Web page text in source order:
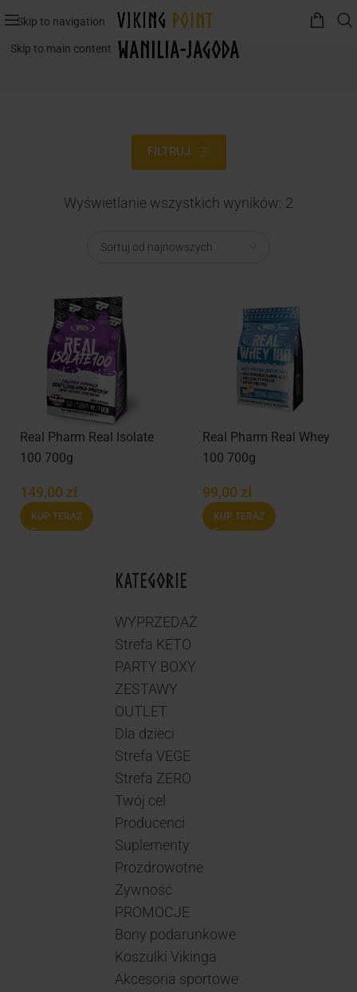
Skip to navigation
Skip to main content Wanilia-Jagoda
KATEGORIE
WYPRZEDAŻ
Strefa KETO
PARTY BOXY
ZESTAWY
OUTLET
Dla dzieci
Strefa VEGE
Strefa ZERO
Twój cel
Producenci
Suplementy
Prozdrowotne
Żywność
PROMOCJE
Bony podarunkowe
Koszulki Vikinga
Akcesoria sportowe
FILTRUJ
Wyświetlanie wszystkich wyników: 2
Real Pharm Real Isolate
100 700g
149,00 zł
KUP TERAZ
Real Pharm Real Whey
100 700g
99,00 zł
KUP TERAZ